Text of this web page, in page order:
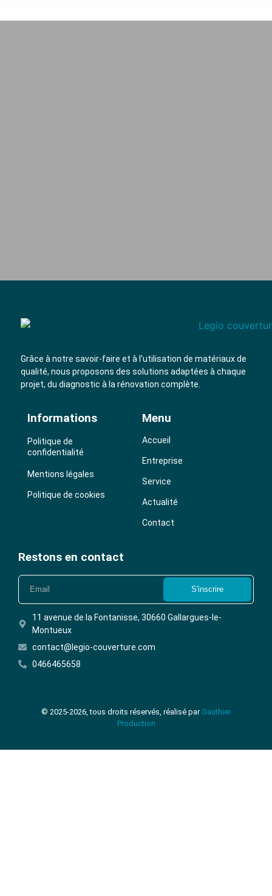
Grâce à notre savoir-faire et à l’utilisation de matériaux de
qualité, nous proposons des solutions adaptées à chaque
projet, du diagnostic à la rénovation complète.
Informations
Politique de
confidentialité
Mentions légales
Politique de cookies
Menu
Accueil
Entreprise
Service
Actualité
Contact
Restons en contact
S'inscrire
11 avenue de la Fontanisse, 30660 Gallargues-le-
Montueux
contact@legio-couverture.com
0466465658
© 2025-2026, tous droits réservés, réalisé par Gauthier
Production